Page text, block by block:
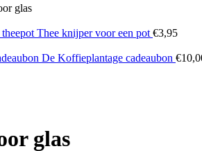
glas
Thee knijper voor een pot €3,95
De Koffieplantage cadeaubon €
glas